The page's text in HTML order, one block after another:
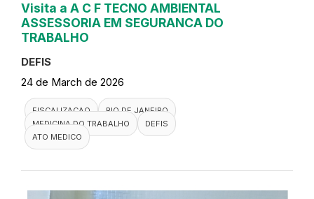
Visita a A C F TECNO AMBIENTAL
ASSESSORIA EM SEGURANCA DO
TRABALHO
DEFIS
24 de March de 2026
FISCALIZACAO
RIO DE JANEIRO
MEDICINA DO TRABALHO
DEFIS
ATO MEDICO